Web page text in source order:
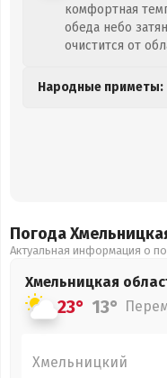
комфортная
обеда небо
очистится от
Народные приметы:
Погода
Актуальная информация о
Хмельницкая
23° 13°
Хмельницкий